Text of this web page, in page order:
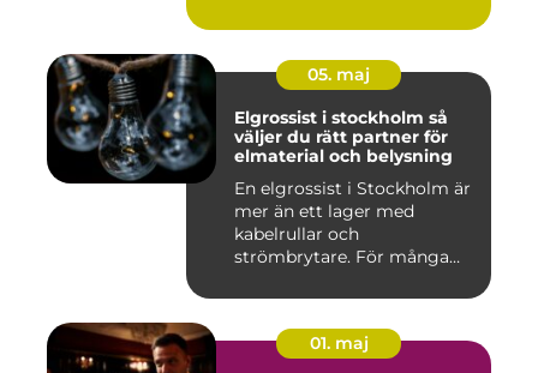
05. maj
Elgrossist i stockholm så
väljer du rätt partner för
elmaterial och belysning
En elgrossist i Stockholm är
mer än ett lager med
kabelrullar och
strömbrytare. För många
01. maj